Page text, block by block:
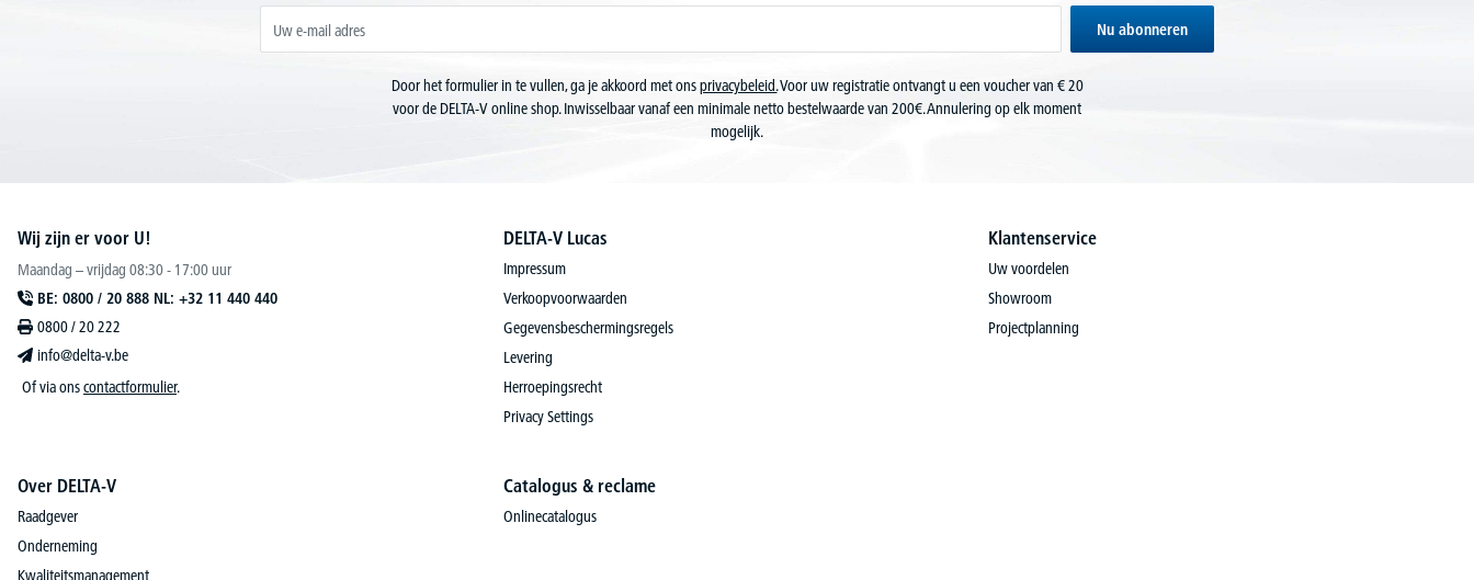
Nu abonneren
Door het formulier in te vullen, ga je akkoord met onsprivacybeleid.Voor uw registratie ontvangt u een voucher van € 20
voor de DELTA-V online shop. Inwisselbaar vanaf een minimale netto bestelwaarde van 200€. Annulering op elk moment
mogelijk.
Wij zijn er voor U!
Maandag – vrijdag 08:30 - 17:00 uur
BE: 0800 / 20 888 NL: +32 11 440 440
0800 / 20 222
info@delta-v.be
Of via onscontactformulier.
DELTA-V Lucas
Impressum
Verkoopvoorwaarden
Gegevensbeschermingsregels
Levering
Herroepingsrecht
Privacy Settings
Klantenservice
Uw voordelen
Showroom
Projectplanning
Over DELTA-V
Raadgever
Onderneming
Kwaliteitsmanagement
Catalogus & reclame
Onlinecatalogus